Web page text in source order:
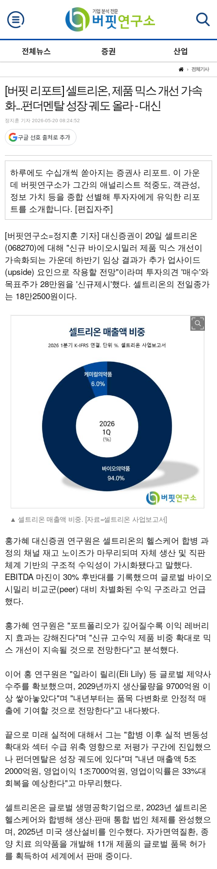
전체뉴스 증권 산업
전체기사
[버핏 리포트] 셀트리온, 제품 믹스 개선 가속
화...펀더멘탈 성장 궤도 올라 - 대신
정지훈 기자 2026-05-20 08:24:52
구글 선호 출처로 추가
하루에도 수십개씩 쏟아지는 증권사 리포트. 이 가운
데 버핏연구소가 그간의 애널리스트 적중도, 객관성,
정보 가치 등을 종합 선별해 투자자에게 유익한 리포
트를 소개합니다. [편집자주]
[버핏연구소=정지훈 기자] 대신증권이 20일 셀트리온
(068270)에 대해 "신규 바이오시밀러 제품 믹스 개선이
가속화되는 가운데 하반기 임상 결과가 추가 업사이드
(upside) 요인으로 작용할 전망"이라며 투자의견 '매수'와
목표주가 28만원을 '신규제시'했다. 셀트리온의 전일종가
는 18만2500원이다.
셀트리온 매출액 비중. [자료=셀트리온 사업보고서]
홍가혜 대신증권 연구원은 셀트리온의 헬스케어 합병 과
정의 채널 재고 노이즈가 마무리되며 자체 생산 및 직판
체계 기반의 구조적 수익성이 가시화됐다고 말했다.
EBITDA 마진이 30% 후반대를 기록했으며 글로벌 바이오
시밀리 비교군(peer) 대비 차별화된 수익 구조라고 언급
했다.
홍가혜 연구원은 "포트폴리오가 깊어질수록 이익 레버리
지 효과는 강해진다"며 "신규 고수익 제품 비중 확대로 믹
스 개선이 지속될 것으로 전망한다"고 분석했다.
이어 홍 연구원은 "일라이 릴리(Eli Lily) 등 글로벌 제약사
수주를 확보했으며, 2029년까지 생산물량을 9700억원 이
상 쌓아놓았다"며 "내년부터는 품목 다변화로 안정적 매
출에 기여할 것으로 전망한다"고 내다봤다.
끝으로 미래 실적에 대해서 그는 "합병 이후 실적 변동성
확대와 섹터 수급 위축 영향으로 저평가 구간에 진입했으
나 펀더멘탈은 성장 궤도에 있다"며 "내년 매출액 5조
2000억원, 영업이익 1조7000억원, 영업이익률은 33%대
회복을 예상한다"고 마무리했다.
셀트리온은 글로벌 생명공학기업으로, 2023년 셀트리온
헬스케어와 합병해 생산·판매 통합 법인 체제를 완성했으
며, 2025년 미국 생산설비를 인수했다. 자가면역질환, 종
양 치료 의약품을 개발해 11개 제품의 글로벌 품목 허가
를 획득하여 세계에서 판매 중이다.
검색